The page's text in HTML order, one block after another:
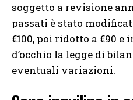
soggetto a revisione
passati è stato
€100, poi ridotto a €90 e
d’occhio la legge di
eventuali variazioni.